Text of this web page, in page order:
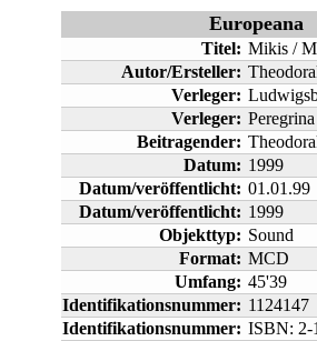
Europeana
Titel: Mikis /
Autor/Ersteller:
Verleger:
Verleger: Peregrina
Beitragender:
Datum: 1999
Datum/veröffentlicht: 01.01.99
Datum/veröffentlicht: 1999
Objekttyp: Sound
Format: MCD
Umfang: 45'39
Identifikationsnummer: 1124147
Identifikationsnummer: ISBN: 2-